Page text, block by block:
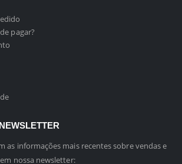
pagar?
as informações mais recentes sobre vendas e
nossa newsletter: